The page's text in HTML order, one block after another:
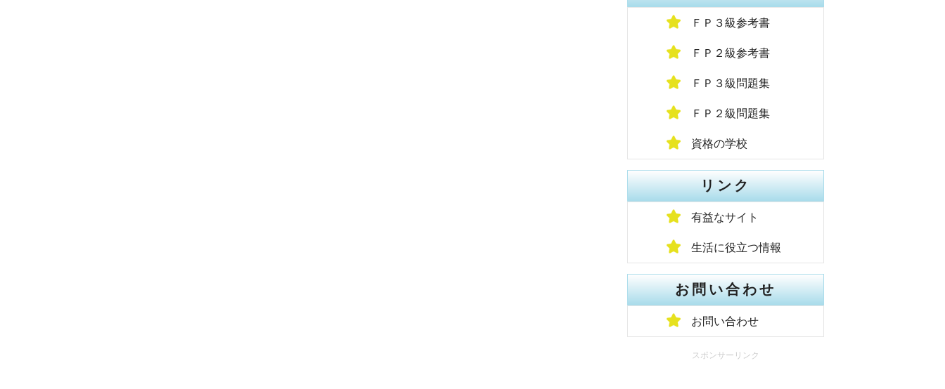
ＦＰ３級参考書
ＦＰ２級参考書
ＦＰ３級問題集
ＦＰ２級問題集
資格の学校
リンク
有益なサイト
生活に役立つ情報
お問い合わせ
お問い合わせ
スポンサーリンク